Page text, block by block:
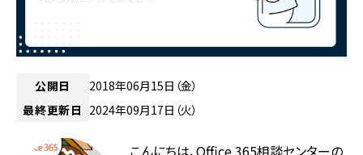
公開日
2018年06月15日（金）
最終更新日 2024年09月17日（火）
こんにちは、Office 365相談センターの